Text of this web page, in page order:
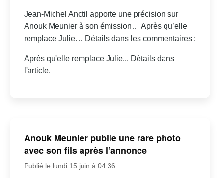
Jean-Michel Anctil apporte une précision sur
Anouk Meunier à son émission… Après qu’elle
remplace Julie… Détails dans les commentaires :
Après qu'elle remplace Julie... Détails dans
l'article.
Anouk Meunier publie une rare photo
avec son fils après l’annonce
Publié le lundi 15 juin à 04:36